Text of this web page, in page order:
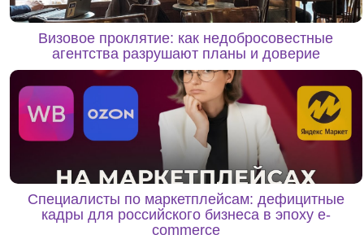
Визовое проклятие: как недобросовестные
агентства разрушают планы и доверие
Специалисты по маркетплейсам: дефицитные
кадры для российского бизнеса в эпоху e-
commerce